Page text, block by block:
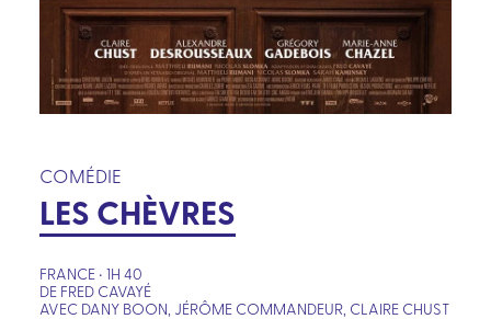
COMÉDIE
LES CHÈVRES
FRANCE • 1H 40
DE FRED CAVAYÉ
AVEC DANY BOON, JÉRÔME COMMANDEUR, CLAIRE CHUST